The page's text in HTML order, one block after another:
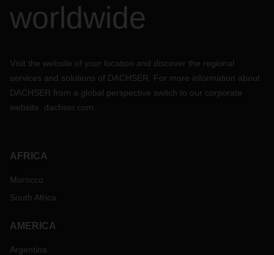
worldwide
Visit the website of your location and discover the regional
services and solutions of DACHSER. For more information about
DACHSER from a global perspective switch to our corporate
website: dachser.com
AFRICA
Morocco
South Africa
AMERICA
Argentina